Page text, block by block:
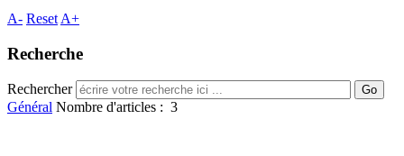
A- Reset A+
Recherche
Rechercher Go
Général Nombre d'articles : 3